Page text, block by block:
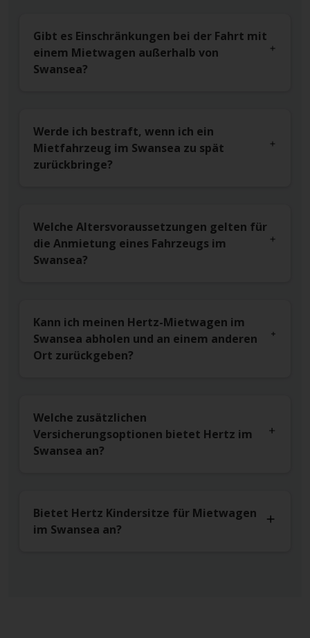
Gibt es Einschränkungen bei der Fahrt mit
einem Mietwagen außerhalb von
Swansea?
Werde ich bestraft, wenn ich ein
Mietfahrzeug im Swansea zu spät
zurückbringe?
Welche Altersvoraussetzungen gelten für
die Anmietung eines Fahrzeugs im
Swansea?
Kann ich meinen Hertz-Mietwagen im
Swansea abholen und an einem anderen
Ort zurückgeben?
Welche zusätzlichen
Versicherungsoptionen bietet Hertz im
Swansea an?
Bietet Hertz Kindersitze für Mietwagen
im Swansea an?